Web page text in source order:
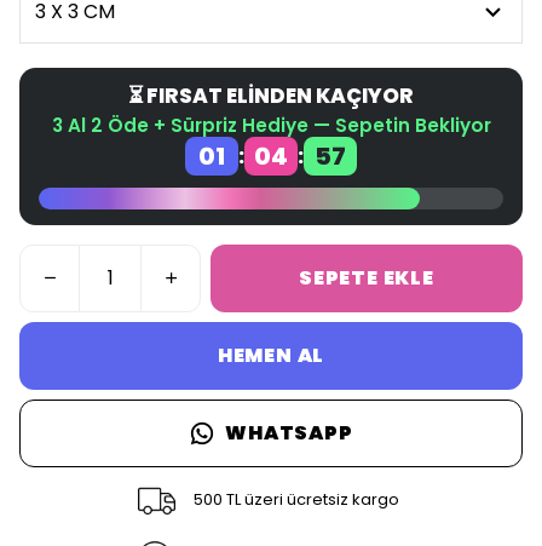
⏳ FIRSAT ELİNDEN KAÇIYOR
3 Al 2 Öde + Sürpriz Hediye — Sepetin Bekliyor
01 : 04 : 57
SEPETE EKLE
HEMEN AL
WHATSAPP
500 TL üzeri ücretsiz kargo